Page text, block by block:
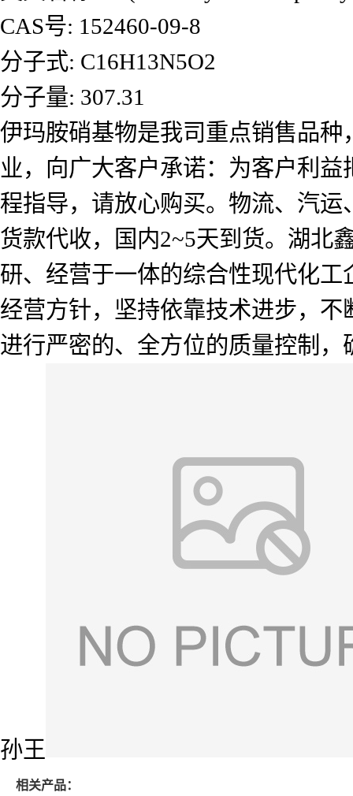
CAS号: 152460-09-8
分子式: C16H13N5O2
分子量: 307.31
伊玛胺硝基物是我司重点销售品
业，向广大客户承诺：为客户利
程指导，请放心购买。物流、汽
货款代收，国内2~5天到货。湖北
研、经营于一体的综合性现代化
经营方针，坚持依靠技术进步，
进行严密的、全方位的质量控制
孙王
相关产品：